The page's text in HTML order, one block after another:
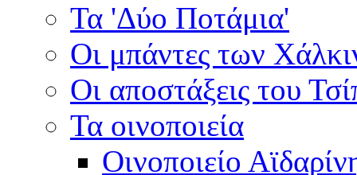
Τα 'Δύο Ποτάμια'
Οι μπάντες των
Οι αποστάξεις του
Τα οινοποιεία
Οινοποιείο